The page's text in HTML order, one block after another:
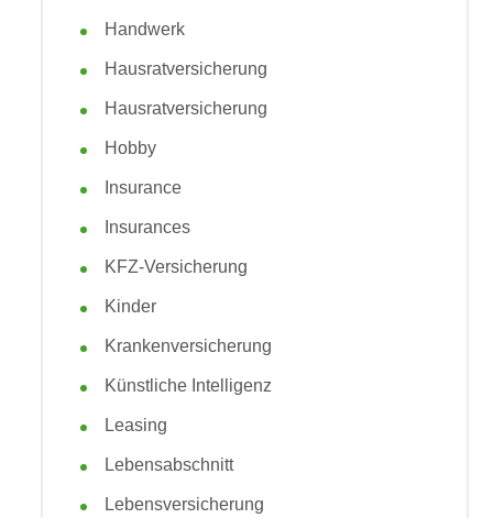
Handwerk
Hausratversicherung
Hausratversicherung
Hobby
Insurance
Insurances
KFZ-Versicherung
Kinder
Krankenversicherung
Künstliche Intelligenz
Leasing
Lebensabschnitt
Lebensversicherung